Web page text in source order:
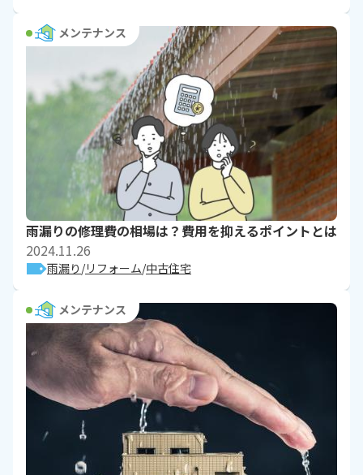
メンテナンス
雨漏りの修理費の相場は？費用を抑えるポイントとは
2024.11.26
雨漏り リフォーム 中古住宅
メンテナンス